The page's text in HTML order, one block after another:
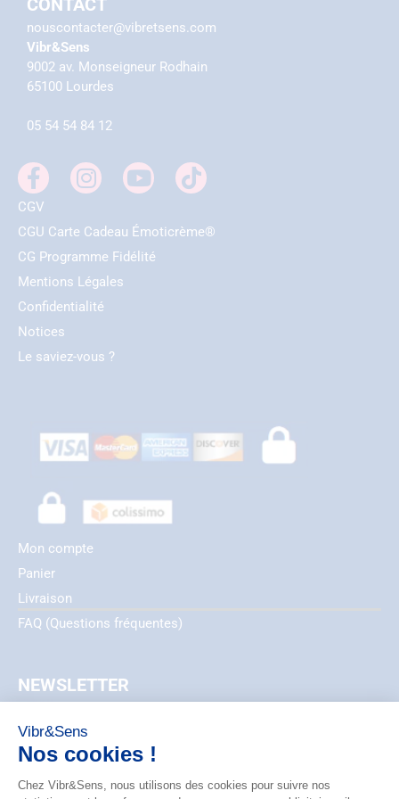
nouscontacter@vibretsens.com
Vibr&Sens
9002 av. Monseigneur Rodhain
65100 Lourdes
05 54 54 84 12
CGV
CGU Carte Cadeau Émoticrème®
CG Programme Fidélité
Mentions Légales
Confidentialité
Notices
Le saviez-vous ?
Mon compte
Panier
Livraison
FAQ (Questions fréquentes)
NEWSLETTER
EMAIL
ZIP_CODE